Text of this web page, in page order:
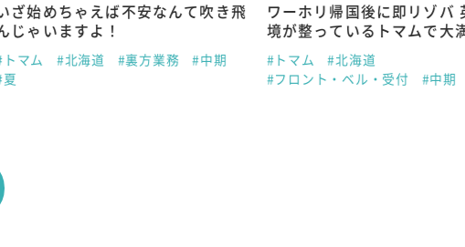
ざ始めちゃえば不安なんて吹き飛
じゃいますよ！
マム #北海道 #裏方業務
#中期
ワーホリ帰国後に即リゾバ
境が整っているトマムで大
#トマム
#北海道
#フロント・ベル・受付
#中期